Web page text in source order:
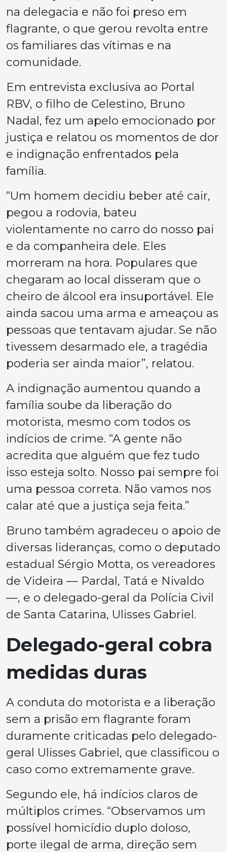
na delegacia e não foi preso em
flagrante, o que gerou revolta entre
os familiares das vítimas e na
comunidade.
Em entrevista exclusiva ao Portal
RBV, o filho de Celestino, Bruno
Nadal, fez um apelo emocionado por
justiça e relatou os momentos de dor
e indignação enfrentados pela
família.
“Um homem decidiu beber até cair,
pegou a rodovia, bateu
violentamente no carro do nosso pai
e da companheira dele. Eles
morreram na hora. Populares que
chegaram ao local disseram que o
cheiro de álcool era insuportável. Ele
ainda sacou uma arma e ameaçou as
pessoas que tentavam ajudar. Se não
tivessem desarmado ele, a tragédia
poderia ser ainda maior”, relatou.
A indignação aumentou quando a
família soube da liberação do
motorista, mesmo com todos os
indícios de crime. “A gente não
acredita que alguém que fez tudo
isso esteja solto. Nosso pai sempre foi
uma pessoa correta. Não vamos nos
calar até que a justiça seja feita.”
Bruno também agradeceu o apoio de
diversas lideranças, como o deputado
estadual Sérgio Motta, os vereadores
de Videira — Pardal, Tatá e Nivaldo
—, e o delegado-geral da Polícia Civil
de Santa Catarina, Ulisses Gabriel.
Delegado-geral cobra
medidas duras
A conduta do motorista e a liberação
sem a prisão em flagrante foram
duramente criticadas pelo delegado-
geral Ulisses Gabriel, que classificou o
caso como extremamente grave.
Segundo ele, há indícios claros de
múltiplos crimes. “Observamos um
possível homicídio duplo doloso,
porte ilegal de arma, direção sem